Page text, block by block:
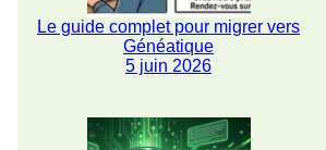
Le guide complet pour migrer vers
Généatique
5 juin 2026